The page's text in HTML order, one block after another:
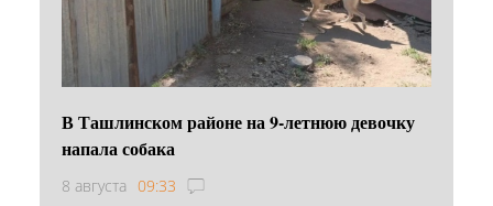
В Ташлинском районе на 9-летнюю девочку
напала собака
8 августа 09:33